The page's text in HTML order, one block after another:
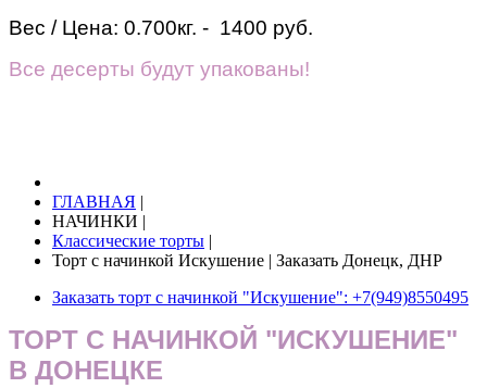
Вес / Цена: 0.700кг. - 1400 руб.
Все десерты будут упакованы!
ГЛАВНАЯ |
НАЧИНКИ |
Классические торты |
Торт с начинкой Искушение | Заказать Донецк, ДНР
Заказать торт с начинкой "Искушение": +7(949)8550495
ТОРТ С НАЧИНКОЙ "ИСКУШЕНИЕ"
В ДОНЕЦКЕ